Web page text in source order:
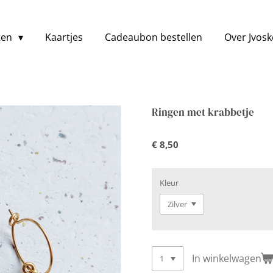
Kaartjes Cadeaubon bestellen Over
Ringen met krabbetje
€ 8,50
Kleur
In winkelwagen